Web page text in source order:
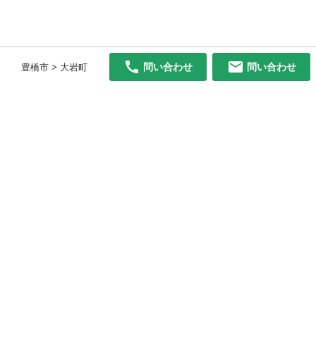
豊橋市 > 大岩町 問い合わせ 問い合わせ